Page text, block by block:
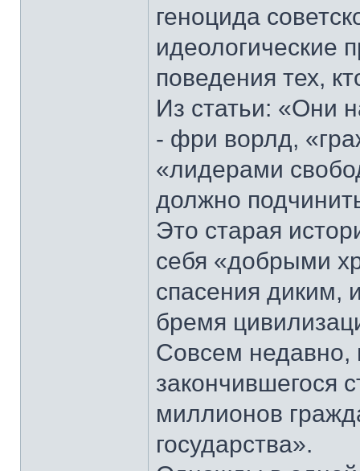
геноцида
идеологические
поведения тех,
Из статьи: «Они
- фри ворлд,
«лидерами
должно
Это старая
себя «добрыми
спасения
бремя
Совсем недавно,
закончившегося
миллионов
государства».